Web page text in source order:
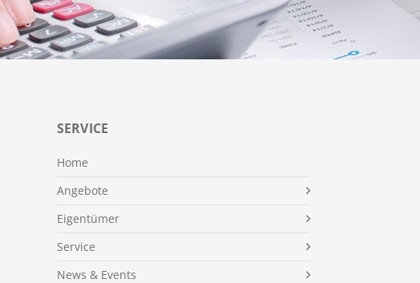
SERVICE
Home
Angebote
Eigentümer
Service
News & Events